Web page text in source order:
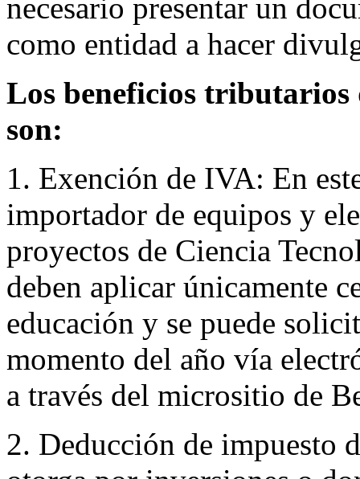
necesario presentar un
como entidad a hacer
Los beneficios tributarios
son:
1. Exención de IVA: En
importador de equipos y
proyectos de Ciencia
deben aplicar únicamente
educación y se puede
momento del año vía
a través del micrositio de
2. Deducción de impuesto